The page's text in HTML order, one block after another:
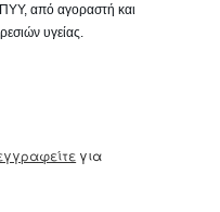
από αγοραστή και
υγείας.
για